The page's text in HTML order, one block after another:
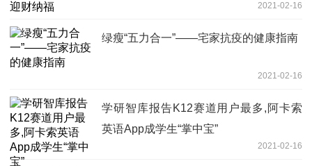
2021-02-16
绿瘦“五力合一”——宅家抗疫的健康指南
2021-02-16
学研智库报告K12赛道用户最多,阿卡索
英语App成学生“掌中宝”
2021-02-16